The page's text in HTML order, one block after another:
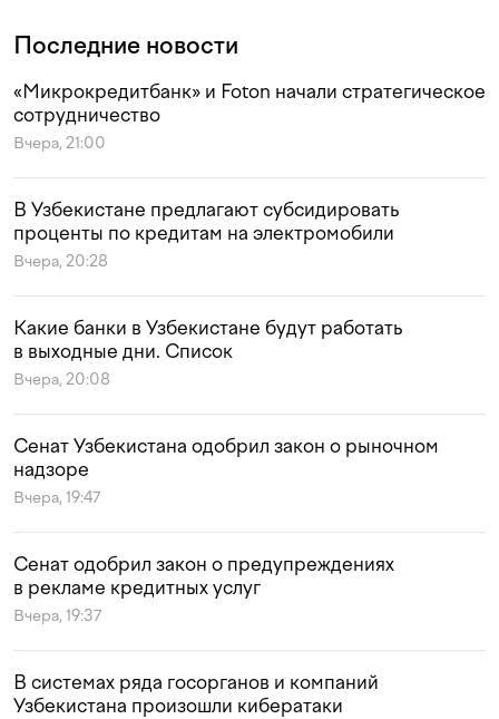
Последние новости
«Микрокредитбанк» и Foton начали стратегическое
сотрудничество
Вчера, 21:00
В Узбекистане предлагают субсидировать
проценты по кредитам на электромобили
Вчера, 20:28
Какие банки в Узбекистане будут работать
в выходные дни. Список
Вчера, 20:08
Сенат Узбекистана одобрил закон о рыночном
надзоре
Вчера, 19:47
Сенат одобрил закон о предупреждениях
в рекламе кредитных услуг
Вчера, 19:37
В системах ряда госорганов и компаний
Узбекистана произошли кибератаки